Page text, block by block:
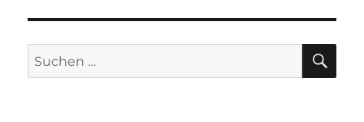
Suchen
nach: